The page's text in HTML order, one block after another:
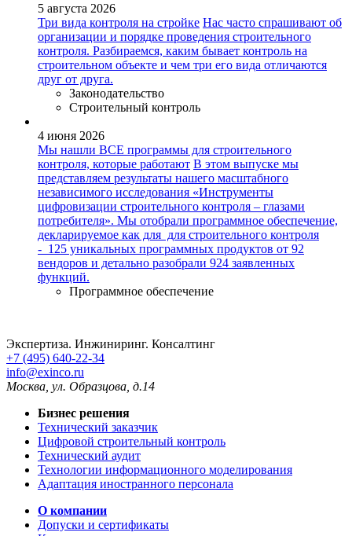
5 августа 2026
Три вида контроля на стройке Нас часто спрашивают об
организации и порядке проведения строительного
контроля. Разбираемся, каким бывает контроль на
строительном объекте и чем три его вида отличаются
друг от друга.
Законодательство
Строительный контроль
4 июня 2026
Мы нашли ВСЕ программы для строительного
контроля, которые работают В этом выпуске мы
представляем результаты нашего масштабного
независимого исследования «Инструменты
цифровизации строительного контроля – глазами
потребителя». Мы отобрали программное обеспечение,
декларируемое как для для строительного контроля
- 125 уникальных программных продуктов от 92
вендоров и детально разобрали 924 заявленных
функций.
Программное обеспечение
Экспертиза. Инжиниринг. Консалтинг
+7 (495) 640-22-34
info@exinco.ru
Москва ул. Образцова, д.14
Бизнес решения
Технический заказчик
Цифровой строительный контроль
Технический аудит
Технологии информационного моделирования
Адаптация иностранного персонала
О компании
Допуски и сертификаты